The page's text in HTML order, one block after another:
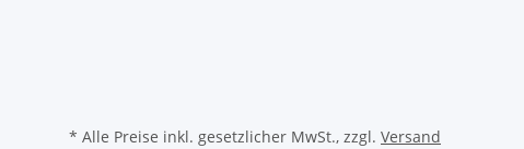
* Alle Preise inkl. gesetzlicher MwSt., zzgl. Versand